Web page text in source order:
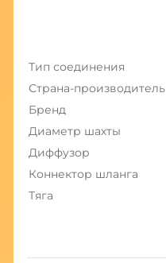
Тип соединения
Страна-производитель
Бренд
Диаметр шахты
Диффузор
Коннектор шланга
Тяга